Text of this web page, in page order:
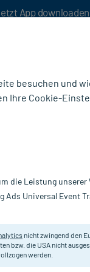
App downloaden
auch das
Pflege-
besuchen und
Ihre Cookie-
die Leistung unserer
Ads Universal Event
nicht zwingend den
bzw. die USA nicht
werden.